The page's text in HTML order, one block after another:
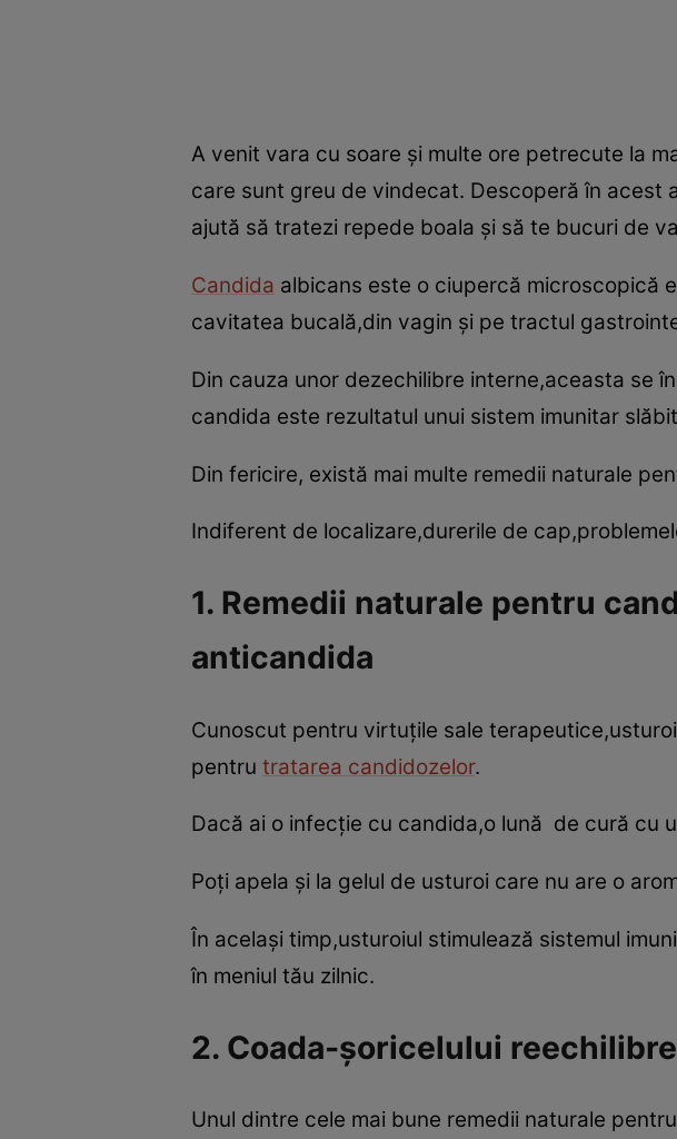
A venit vara cu soare şi multe ore petrecute la
care sunt greu de vindecat. Descoperă în acest
ajută să tratezi repede boala şi să te bucuri de
Candida albicans este o ciupercă microscopică
cavitatea bucală,din vagin şi pe tractul
Din cauza unor dezechilibre interne,aceasta se
candida este rezultatul unui sistem imunitar
Din fericire, există mai multe remedii naturale
Indiferent de localizare,durerile de
1. Remedii naturale pentru
anticandida
Cunoscut pentru virtuţile sale
pentru tratarea candidozelor.
Dacă ai o infecţie cu candida,o lună de cură cu
Poţi apela şi la gelul de usturoi care nu are o
În acelaşi timp,usturoiul stimulează sistemul
în meniul tău zilnic.
2. Coada-şoricelului
Unul dintre cele mai bune remedii naturale